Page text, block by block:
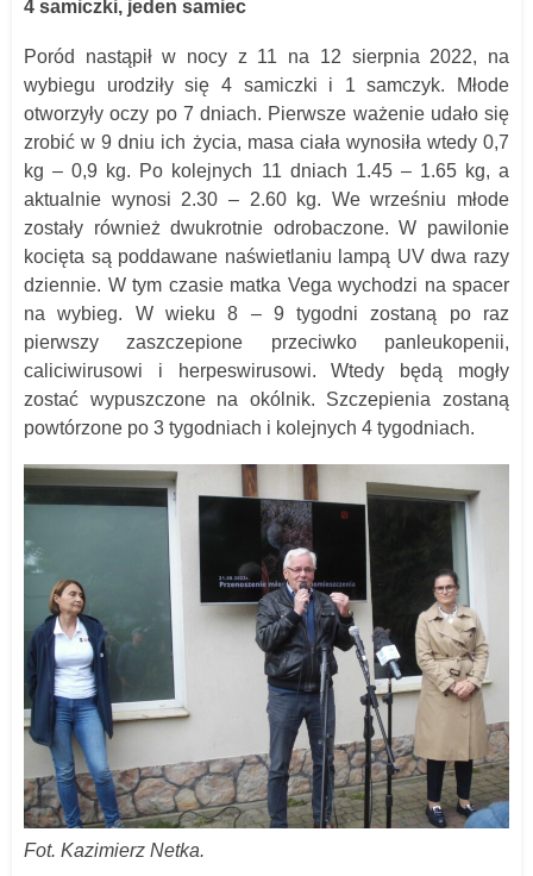
4 samiczki, jeden samiec
Poród nastąpił w nocy z 11 na 12 sierpnia 2022, na
wybiegu urodziły się 4 samiczki i 1 samczyk. Młode
otworzyły oczy po 7 dniach. Pierwsze ważenie udało się
zrobić w 9 dniu ich życia, masa ciała wynosiła wtedy 0,7
kg – 0,9 kg. Po kolejnych 11 dniach 1.45 – 1.65 kg, a
aktualnie wynosi 2.30 – 2.60 kg. We wrześniu młode
zostały również dwukrotnie odrobaczone. W pawilonie
kocięta są poddawane naświetlaniu lampą UV dwa razy
dziennie. W tym czasie matka Vega wychodzi na spacer
na wybieg. W wieku 8 – 9 tygodni zostaną po raz
pierwszy zaszczepione przeciwko panleukopenii,
caliciwirusowi i herpeswirusowi. Wtedy będą mogły
zostać wypuszczone na okólnik. Szczepienia zostaną
powtórzone po 3 tygodniach i kolejnych 4 tygodniach.
Fot. Kazimierz Netka.